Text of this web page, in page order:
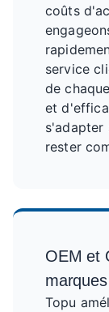
coûts
service
de
et
s'adapter
rester
OEM et
Topu